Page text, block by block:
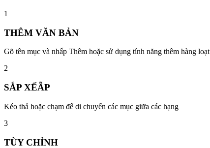
1
THÊM VĂN BẢN
Gõ tên mục và nhấp Thêm hoặc sử dụng tính năng thêm hàng loạt
2
SẮP XẾẪP
Kéo thả hoặc chạm để di chuyển các mục giữa các hạng
3
TÙY CHỈNH